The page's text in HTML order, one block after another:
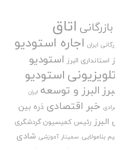
اتاق
ایران اجاره استودیو
استانداری البرز استودیو
استودیو
البرز و توسعه ایران
خبر اقتصادی ذره بین
رئیس کمیسیون گردشگری
بنامولایی سمینار آموزشی شادی